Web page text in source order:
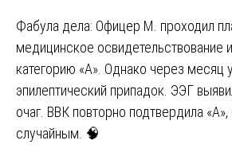
Фабула дела: Офицер М. проходил
медицинское освидетельствование
категорию «А». Однако через месяц
эпилептический припадок. ЭЭГ
очаг. ВВК повторно подтвердила
случайным. 🧠